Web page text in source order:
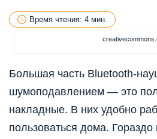
Время чтения: 4 мин.
Большая часть Bluetooth-
шумоподавлением — это
накладные. В них удобно
пользоваться дома.